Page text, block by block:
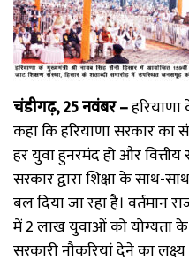
चंडीगढ़, 25 नवंबर –हरियाणा
कहा कि हरियाणा सरकार का
हर युवा हुनरमंद हो और
सरकार द्वारा शिक्षा के
बल दिया जा रहा है। वर्तमान
में 2 लाख युवाओं को योग्यता के
सरकारी नौकरियां देने का